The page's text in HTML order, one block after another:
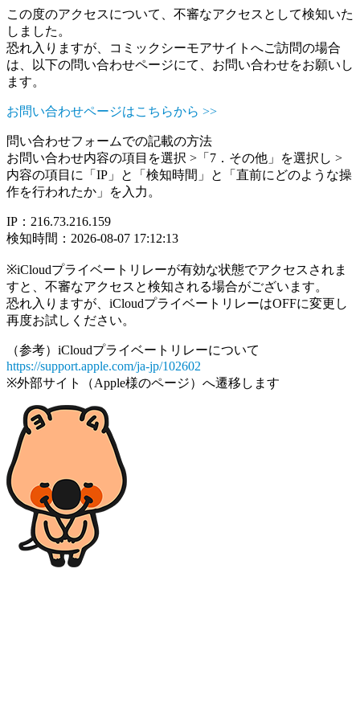
この度のアクセスについて、不審なアクセスとして検知いた
しました。
恐れ入りますが、コミックシーモアサイトへご訪問の場合
は、以下の問い合わせページにて、お問い合わせをお願いし
ます。
お問い合わせページはこちらから >>
問い合わせフォームでの記載の方法
お問い合わせ内容の項目を選択 >「7．その他」を選択し >
内容の項目に「IP」と「検知時間」と「直前にどのような操
作を行われたか」を入力。
IP：216.73.216.159
検知時間：2026-08-07 17:12:13
※iCloudプライベートリレーが有効な状態でアクセスされま
すと、不審なアクセスと検知される場合がございます。
恐れ入りますが、iCloudプライベートリレーはOFFに変更し
再度お試しください。
（参考）iCloudプライベートリレーについて
https://support.apple.com/ja-jp/102602
※外部サイト（Apple様のページ）へ遷移します